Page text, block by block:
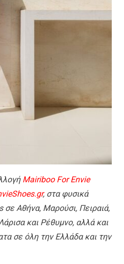
Mairiboo For Envie
, στα φυσικά
σε Αθήνα, Μαρούσι, Πειραιά,
και Ρέθυμνο, αλλά και
σε όλη την Ελλάδα και την